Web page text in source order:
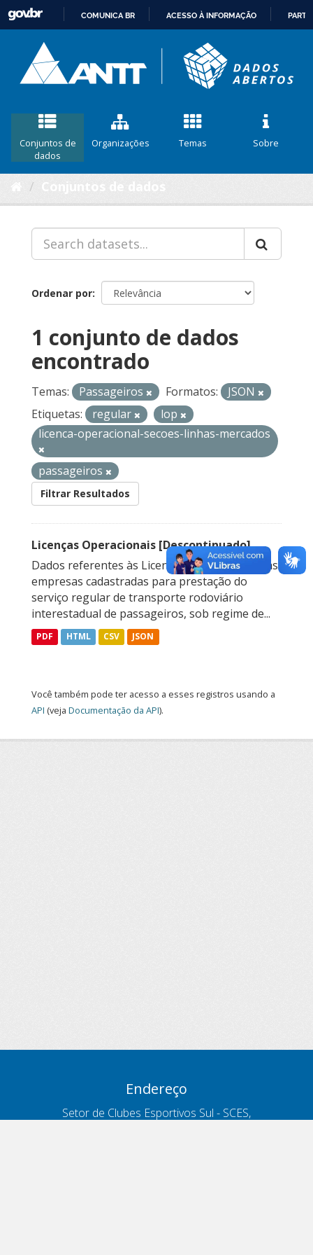
CONTEÚDO
COMUNICA BR ACESSO À INFORMAÇÃO
Conjuntos de
dados
Organizações Temas Sobre
Ordenar por
1 conjunto de dados
encontrado
Temas: Passageiros Formatos:
JSON
Etiquetas:
regular
lop
licenca-operacional-secoes-linhas-mercados
passageiros
Filtrar Resultados
Licenças Operacionais [Descontinuado]
Dados referentes às Licenças Operacionais das
empresas cadastradas para prestação do
serviço regular de transporte rodoviário
interestadual de passageiros, sob regime de...
PDF HTML CSV JSON
Você também pode ter acesso a esses registros usando a
API (veja Documentação da API).
Endereço
Setor de Clubes Esportivos Sul - SCES,